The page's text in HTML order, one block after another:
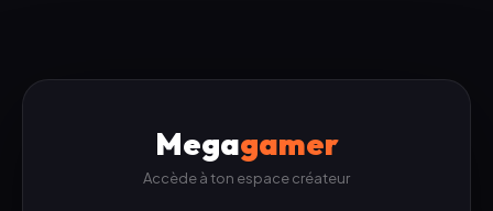
Megagamer
Accède à ton espace créateur